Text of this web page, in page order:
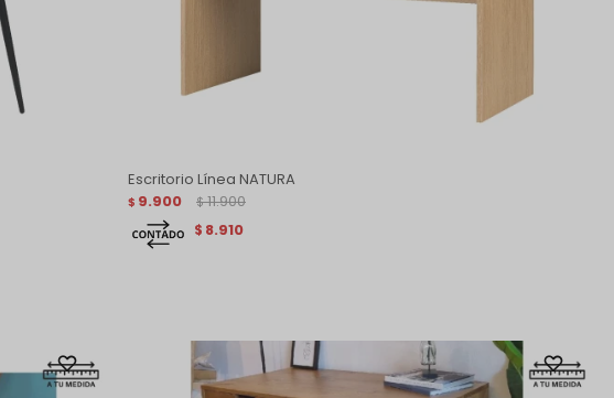
Escritorio Línea NATURA
$ 9.900 $ 11.900
$ 8.910